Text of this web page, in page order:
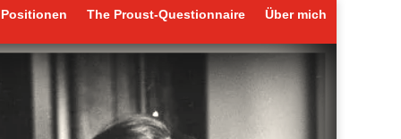
Positionen The Proust-Questionnaire Über mich
Positionen The Proust-Questionnaire Über mich